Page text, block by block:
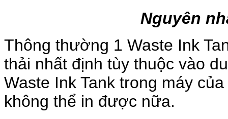
Nguyên
Thông thường 1 Waste Ink
thải nhất định tùy thuộc vào
Waste Ink Tank trong máy
không thể in được nữa.